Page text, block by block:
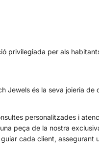
privilegiada per als
Jewels és la seva joieria de
personalitzades i
peça de la nostra
cada client, assegurant